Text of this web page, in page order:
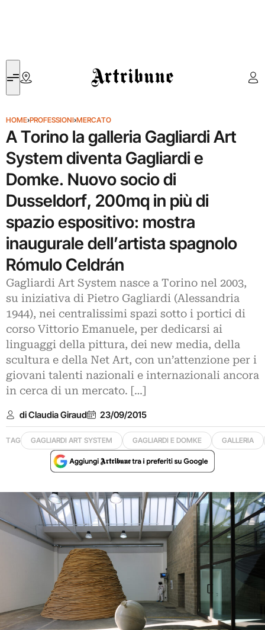
Artribune
HOME›PROFESSIONI›MERCATO
A Torino la galleria Gagliardi Art
System diventa Gagliardi e
Domke. Nuovo socio di
Dusseldorf, 200mq in più di
spazio espositivo: mostra
inaugurale dell’artista spagnolo
Rómulo Celdrán
Gagliardi Art System nasce a Torino nel 2003,
su iniziativa di Pietro Gagliardi (Alessandria
1944), nei centralissimi spazi sotto i portici di
corso Vittorio Emanuele, per dedicarsi ai
linguaggi della pittura, dei new media, della
scultura e della Net Art, con un’attenzione per i
giovani talenti nazionali e internazionali ancora
in cerca di un mercato. […]
di Claudia Giraud 23/09/2015
TAG GAGLIARDI ART SYSTEM GAGLIARDI E DOMKE GALLERIA